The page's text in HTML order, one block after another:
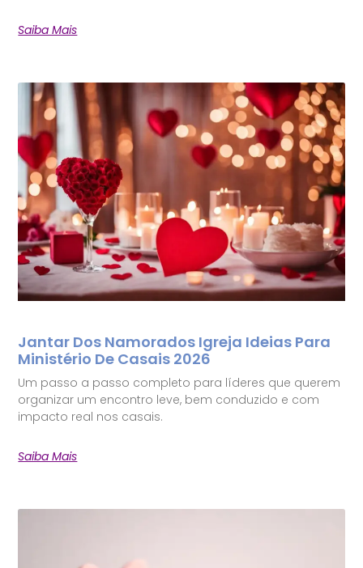
Saiba Mais
Jantar Dos Namorados Igreja Ideias Para
Ministério De Casais 2026
Um passo a passo completo para líderes que querem
organizar um encontro leve, bem conduzido e com
impacto real nos casais.
Saiba Mais